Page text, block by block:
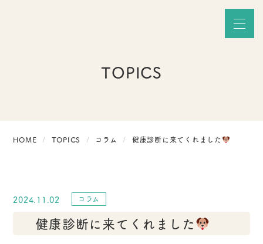
TOPICS
HOME TOPICS コラム 健康診断に来てくれました
2024.11.02 コラム
健康診断に来てくれました